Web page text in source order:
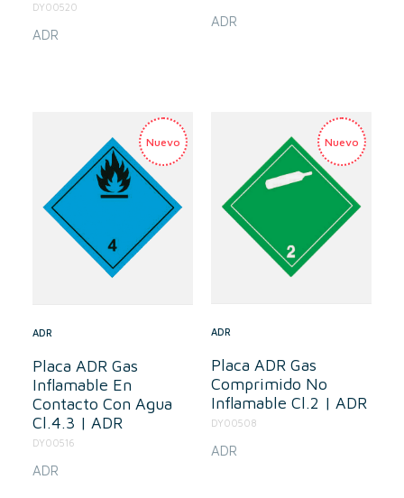
DY00520
ADR
ADR
ADR
Placa ADR Gas
Inflamable En
Contacto Con Agua
Cl.4.3 | ADR
DY00516
ADR
ADR
Placa ADR Gas
Comprimido No
Inflamable Cl.2 | ADR
DY00508
ADR